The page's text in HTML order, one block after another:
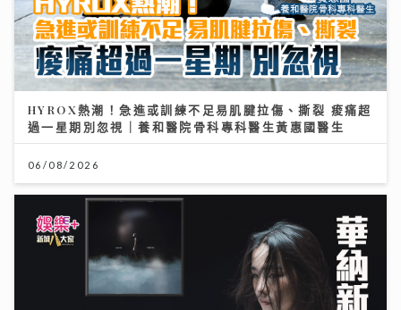
HYROX熱潮！急進或訓練不足易肌腱拉傷、撕裂 痠痛超
過一星期別忽視｜養和醫院骨科專科醫生黃惠國醫生
06/08/2026